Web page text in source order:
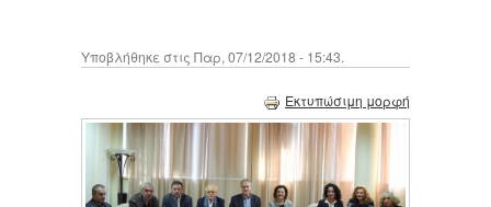
Υποβλήθηκε στις Παρ, 07/12/2018 - 15:43.
Εκτυπώσιμη μορφή